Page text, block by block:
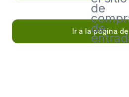
de
de
Ir a la página